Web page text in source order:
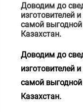
Доводим до
изготовителей
самой
Казахстан.
Доводим до
изготовителей
самой
Казахстан.